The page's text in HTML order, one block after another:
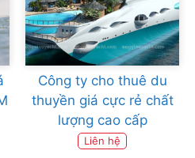
Công ty cho thuê du
thuyền giá cực rẻ chất
lượng cao cấp
Liên hệ